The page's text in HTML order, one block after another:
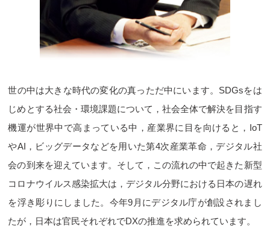
世の中は大きな時代の変化の真っただ中にいます。SDGsをは
じめとする社会・環境課題について，社会全体で解決を目指す
機運が世界中で高まっている中，産業界に目を向けると，IoT
やAI，ビッグデータなどを用いた第4次産業革命，デジタル社
会の到来を迎えています。そして，この流れの中で起きた新型
コロナウイルス感染拡大は，デジタル分野における日本の遅れ
を浮き彫りにしました。今年9月にデジタル庁が創設されまし
たが，日本は官民それぞれでDXの推進を求められています。